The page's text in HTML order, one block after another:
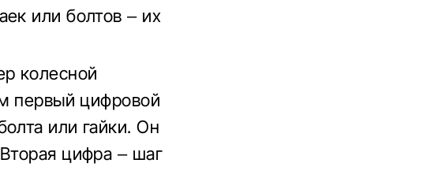
или болтов – их
колесной
первый цифровой
или гайки. Он
цифра – шаг